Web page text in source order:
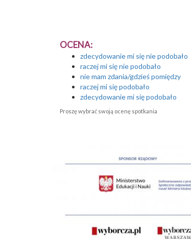
OCENA:
zdecydowanie mi się nie podobało
raczej mi się nie podobało
nie mam zdania/gdzieś pomiędzy
raczej mi się podobało
zdecydowanie mi się podobało
Proszę wybrać swoją ocenę spotkania